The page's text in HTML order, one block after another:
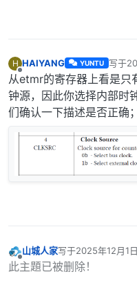
H
离线
HAIYANG YUNTU 写于
最后由
从etmr的寄存器上看是
钟源，因此你选择内部时
们确认一下描述是否正确；
离线
山城人家写于2025年12月1
最后由 编辑
此主題已被删除！